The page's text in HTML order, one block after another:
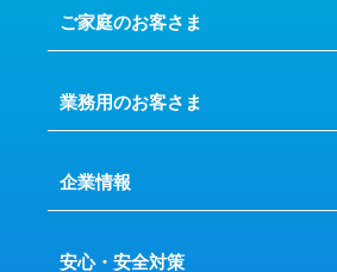
ご家庭のお客さま
業務用のお客さま
企業情報
安心・安全対策